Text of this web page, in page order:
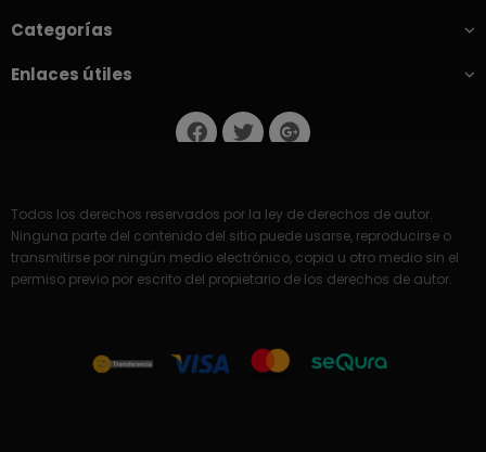
Categorías
Enlaces útiles
Todos los derechos reservados por la ley de derechos de autor.
Ninguna parte del contenido del sitio puede usarse, reproducirse o
transmitirse por ningún medio electrónico, copia u otro medio sin el
permiso previo por escrito del propietario de los derechos de autor.